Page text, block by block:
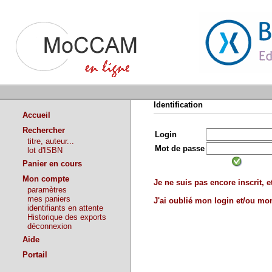
Accueil
Rechercher
titre, auteur...
lot d'ISBN
Panier en cours
Mon compte
paramètres
mes paniers
identifiants en attente
Historique des exports
déconnexion
Aide
Portail
Identification
Login
Mot de passe
Je ne suis pas encore inscrit,
J'ai oublié mon login et/ou